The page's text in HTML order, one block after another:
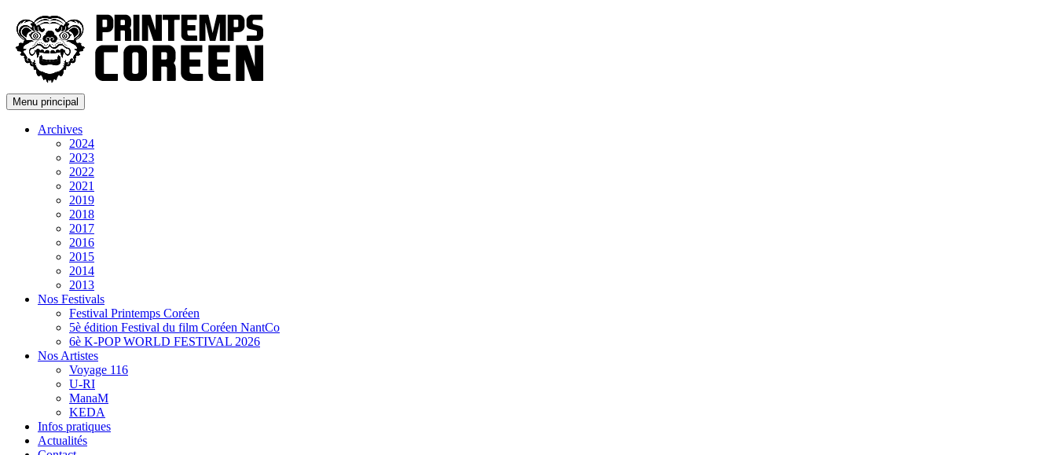
Menu principal
Archives
2024
2023
2022
2021
2019
2018
2017
2016
2015
2014
2013
Nos Festivals
Festival Printemps Coréen
5è édition Festival du film Coréen NantCo
6è K-POP WORLD FESTIVAL 2026
Nos Artistes
Voyage 116
U-RI
ManaM
KEDA
Infos pratiques
Actualités